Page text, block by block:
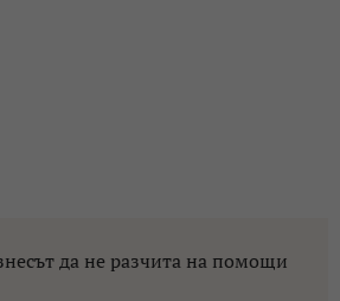
да не разчита на помощи